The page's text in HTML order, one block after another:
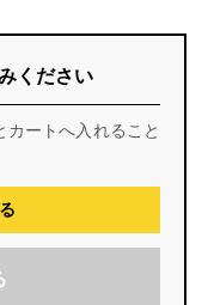
ください
ートへ入れること